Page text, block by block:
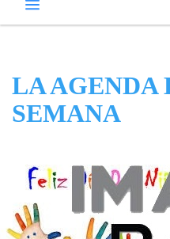
LA AGENDA
SEMANA